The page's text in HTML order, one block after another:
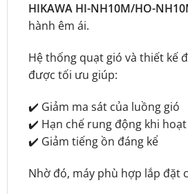
HIKAWA HI-NH10M/HO-
hành êm ái.
Hệ thống quạt gió và thiết kế
được tối ưu giúp:
✔️ Giảm ma sát của luồng gió
✔️ Hạn chế rung động khi
✔️ Giảm tiếng ồn đáng kể
Nhờ đó, máy phù hợp lắp đặt